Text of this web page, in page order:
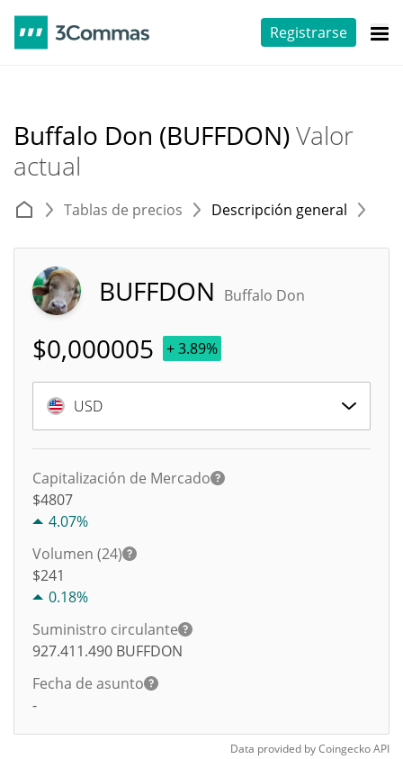
Registrarse
Buffalo Don (BUFFDON)Valor
actual
Tablas de precios Descripción general
BUFFDON Buffalo Don
$0,000005 + 3.89%
USD
Capitalización de Mercado
$4807
4.07%
Volumen (24)
$241
0.18%
Suministro circulante
927.411.490 BUFFDON
Fecha de asunto
-
Data provided byCoingeckoAPI